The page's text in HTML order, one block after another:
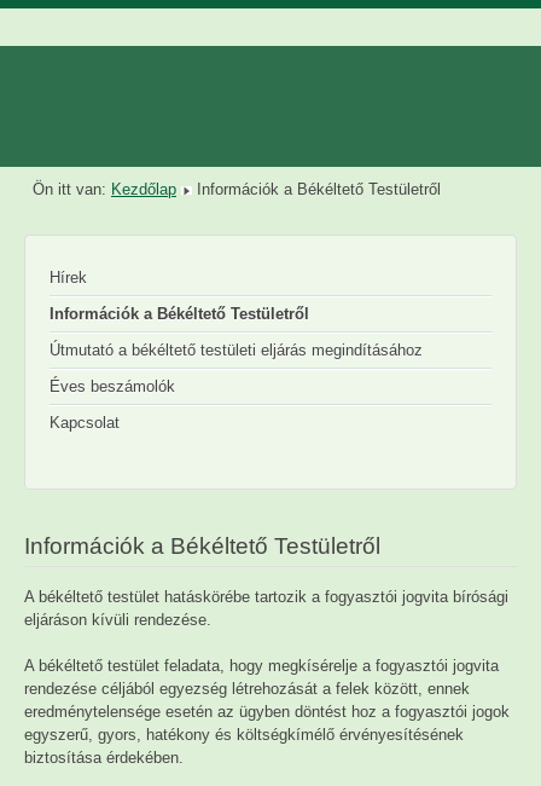
Ön itt van: Kezdőlap Információk a Békéltető Testületről
Hírek
Információk a Békéltető Testületről
Útmutató a békéltető testületi eljárás megindításához
Éves beszámolók
Kapcsolat
Információk a Békéltető Testületről
A békéltető testület hatáskörébe tartozik a fogyasztói jogvita bírósági
eljáráson kívüli rendezése.
A békéltető testület feladata, hogy megkísérelje a fogyasztói jogvita
rendezése céljából egyezség létrehozását a felek között, ennek
eredménytelensége esetén az ügyben döntést hoz a fogyasztói jogok
egyszerű, gyors, hatékony és költségkímélő érvényesítésének
biztosítása érdekében.